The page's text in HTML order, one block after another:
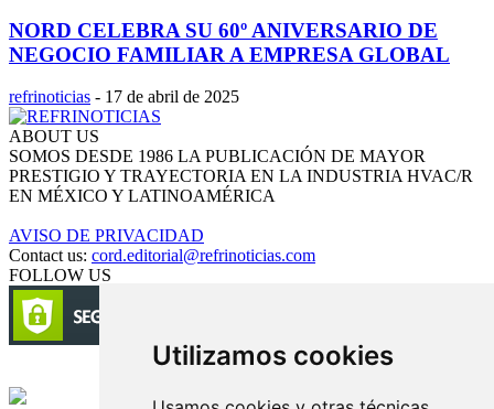
Utilizamos cookies
NORD CELEBRA SU 60º ANIVERSARIO DE
NEGOCIO FAMILIAR A EMPRESA GLOBAL
refrinoticias - 17 de abril de 2025
ABOUT US
SOMOS DESDE 1986 LA PUBLICACIÓN DE MAYOR
PRESTIGIO Y TRAYECTORIA EN LA INDUSTRIA HVAC/R
EN MÉXICO Y LATINOAMÉRICA
AVISO DE PRIVACIDAD
Contact us: cord.editorial@refrinoticias.com
FOLLOW US